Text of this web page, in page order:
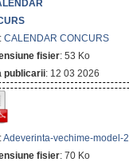
CALENDAR CONCURS
fisier: 53 Ko
publicarii: 12 03 2026
Adeverinta-vechime-model-2
fisier: 70 Ko